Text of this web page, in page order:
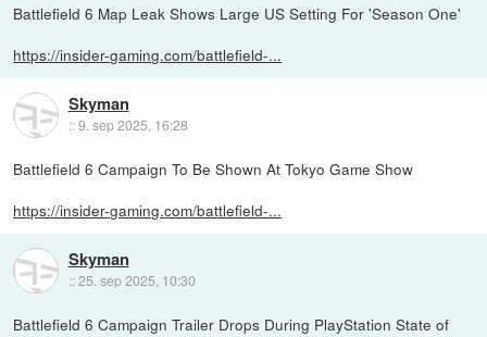
Battlefield 6 Map Leak Shows Large US Setting For 'Season One'
https://insider-gaming.com/battlefield-...
Skyman
::9. sep 2025, 16:28
Battlefield 6 Campaign To Be Shown At Tokyo Game Show
https://insider-gaming.com/battlefield-...
Skyman
::25. sep 2025, 10:30
Battlefield 6 Campaign Trailer Drops During PlayStation State of